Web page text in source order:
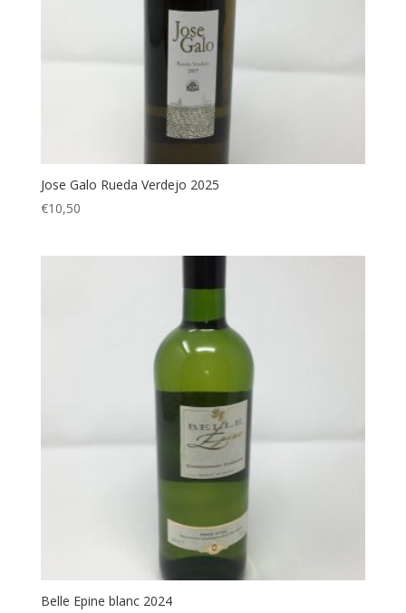
Jose Galo Rueda Verdejo 2025
€10,50
Belle Epine blanc 2024